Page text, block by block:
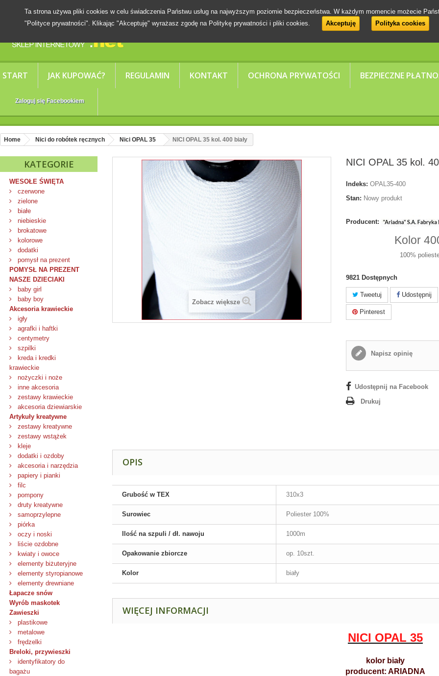
START JAK KUPOWAĆ? REGULAMIN KONTAKT OCHRONA PRYWATOŚCI BEZPIECZNE
Zaloguj się Facebookiem
Ta strona używa pliki cookies w celu świadczenia Państwu usług na najwyższym poziomie bezpieczeństwa. W każdym momencie możecie
"Polityce prywatności". Klikając "Akceptuję" wyrażasz zgodę na Politykę prywatności i pliki cookies.
Akceptuję Polityka cookies
Home Nici do robótek ręcznych Nici OPAL 35 NICI OPAL 35 kol. 400 biały
KATEGORIE
WESOŁE ŚWIĘTA
czerwone
zielone
białe
niebieskie
brokatowe
kolorowe
dodatki
pomysł na prezent
POMYSŁ NA PREZENT
NASZE DZIECIAKI
baby girl
baby boy
Akcesoria krawieckie
igły
agrafki i haftki
centymetry
szpilki
kreda i kredki
krawieckie
nożyczki i noże
inne akcesoria
zestawy krawieckie
akcesoria dziewiarskie
Artykuły kreatywne
zestawy kreatywne
zestawy wstążek
kleje
dodatki i ozdoby
akcesoria i narzędzia
papiery i pianki
filc
pompony
druty kreatywne
samoprzylepne
piórka
oczy i noski
liście ozdobne
kwiaty i owoce
elementy biżuteryjne
elementy styropianowe
elementy drewniane
Łapacze snów
Wyrób maskotek
Zawieszki
plastikowe
metalowe
frędzelki
Breloki, przywieszki
identyfikatory do
bagażu
Zobacz większe
NICI OPAL 35 kol.
Indeks: OPAL35-400
Stan: Nowy produkt
Producent:
Kolor
100%
9821 Dostępnych
Tweetuj Udostępnij
Pinterest
Napisz opinię
Udostępnij na Facebook
Drukuj
OPIS
Grubość w TEX 310x3
Surowiec Poliester 100%
Ilość na szpuli / dł. nawoju 1000m
Opakowanie zbiorcze op. 10szt.
Kolor biały
WIĘCEJ INFORMACJI
NICI OPAL 35
kolor biały
producent: ARIADNA